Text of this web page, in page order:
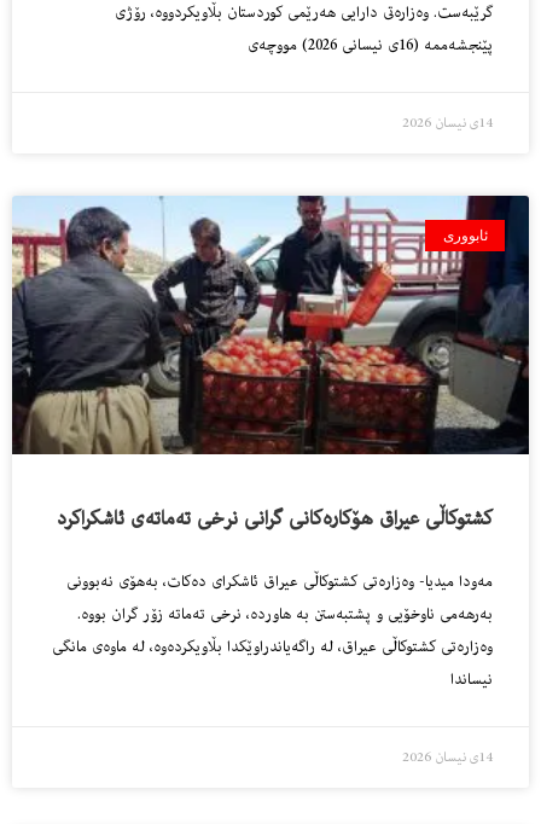
گرێبه‌ست. وه‌زاره‌تى دارایی هه‌رێمى كوردستان بڵاویكردووه‌، رۆژی
پێنجشەممە (16ی نیسانی 2026) مووچەی
14ی نیسان 2026
ئابووری
کشتوکاڵی عیراق هۆکارەکانی گرانی نرخی تەماتەی ئاشکراکرد
مەودا میدیا- وەزارەتی كشتوكاڵی عیراق ئاشكرای دەكات، بەهۆی نەبوونی
بەرهەمی ناوخۆیی و پشتبەستن بە هاوردە، نرخی تەماتە زۆر گران بووە.
وەزارەتی كشتوكاڵی عیراق، لە راگەیاندراوێكدا بڵاویكردەوە، لە ماوەی مانگی
نیساندا
14ی نیسان 2026